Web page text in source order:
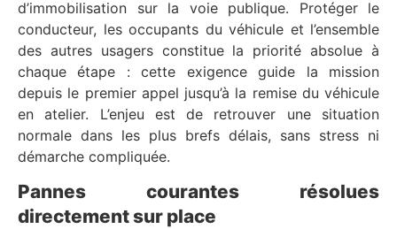
d’immobilisation sur la voie publique. Protéger le
conducteur, les occupants du véhicule et l’ensemble
des autres usagers constitue la priorité absolue à
chaque étape : cette exigence guide la mission
depuis le premier appel jusqu’à la remise du véhicule
en atelier. L’enjeu est de retrouver une situation
normale dans les plus brefs délais, sans stress ni
démarche compliquée.
Pannes courantes résolues
directement sur place